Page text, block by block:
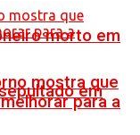
morto em
em
mostra que
para a